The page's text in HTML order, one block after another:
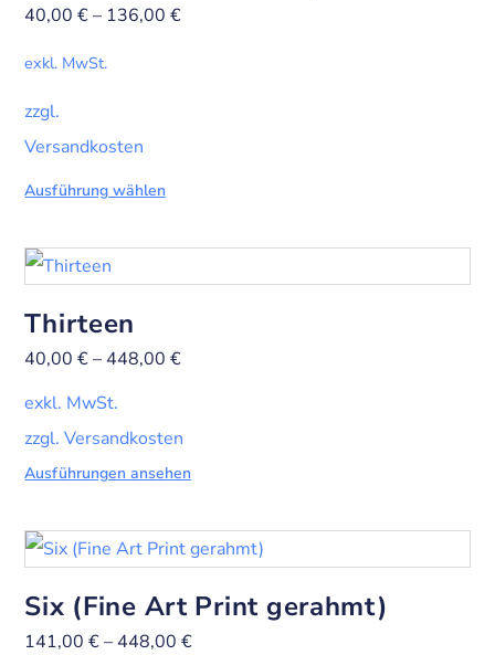
40,00€– 136,00€
exkl. MwSt.
zzgl.
Versandkosten
Ausführung wählen
Thirteen
40,00€– 448,00€
exkl. MwSt.
zzgl. Versandkosten
Ausführungen ansehen
Six (Fine Art Print gerahmt)
141,00€– 448,00€